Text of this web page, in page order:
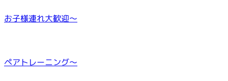
お子様連れ大歓迎～
ペアトレーニング～